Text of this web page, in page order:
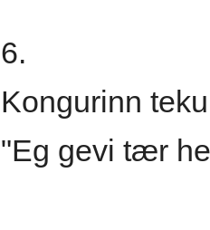
6.
Kongurinn
"Eg gevi tær